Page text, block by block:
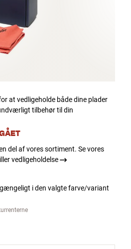
at vedligeholde både dine plader
tilbehør til din
del af vores sortiment. Se vores
vedligeholdelse
i den valgte farve/variant